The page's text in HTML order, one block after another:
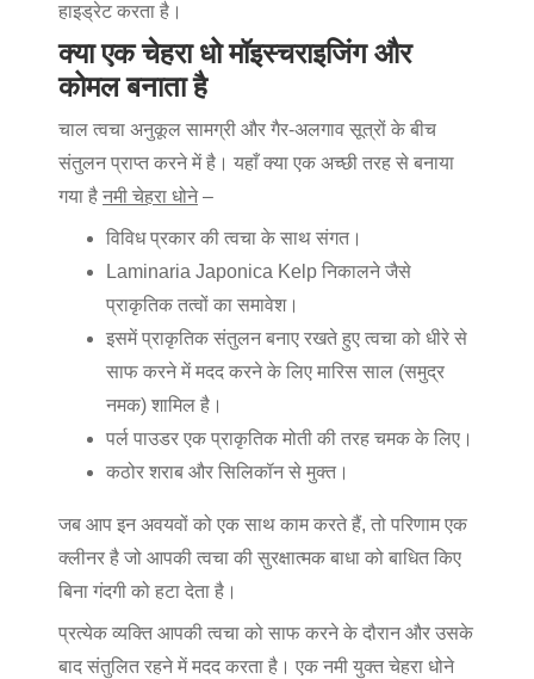
हाइड्रेट करता है।
क्या एक चेहरा धो मॉइस्चराइजिंग और
कोमल बनाता है
चाल त्वचा अनुकूल सामग्री और गैर-अलगाव सूत्रों के बीच
संतुलन प्राप्त करने में है। यहाँ क्या एक अच्छी तरह से बनाया
गया है नमी चेहरा धोने–
विविध प्रकार की त्वचा के साथ संगत।
Laminaria Japonica Kelp निकालने जैसे
प्राकृतिक तत्वों का समावेश।
इसमें प्राकृतिक संतुलन बनाए रखते हुए त्वचा को धीरे से
साफ करने में मदद करने के लिए मारिस साल (समुद्र
नमक) शामिल है।
पर्ल पाउडर एक प्राकृतिक मोती की तरह चमक के लिए।
कठोर शराब और सिलिकॉन से मुक्त।
जब आप इन अवयवों को एक साथ काम करते हैं, तो परिणाम एक
क्लीनर है जो आपकी त्वचा की सुरक्षात्मक बाधा को बाधित किए
बिना गंदगी को हटा देता है।
प्रत्येक व्यक्ति आपकी त्वचा को साफ करने के दौरान और उसके
बाद संतुलित रहने में मदद करता है। एक नमी युक्त चेहरा धोने